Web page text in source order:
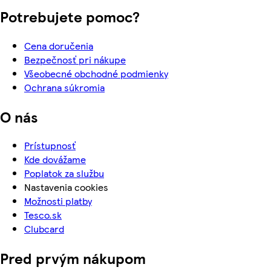
Potrebujete pomoc?
Cena doručenia
Bezpečnosť pri nákupe
Všeobecné obchodné podmienky
Ochrana súkromia
O nás
Prístupnosť
Kde dovážame
Poplatok za službu
Nastavenia cookies
Možnosti platby
Tesco.sk
Clubcard
Pred prvým nákupom